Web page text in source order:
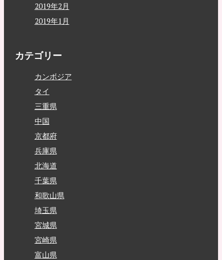
2019年2月
2019年1月
カテゴリー
カンボジア
タイ
三重県
中国
京都府
兵庫県
北海道
千葉県
和歌山県
埼玉県
宮城県
宮崎県
富山県